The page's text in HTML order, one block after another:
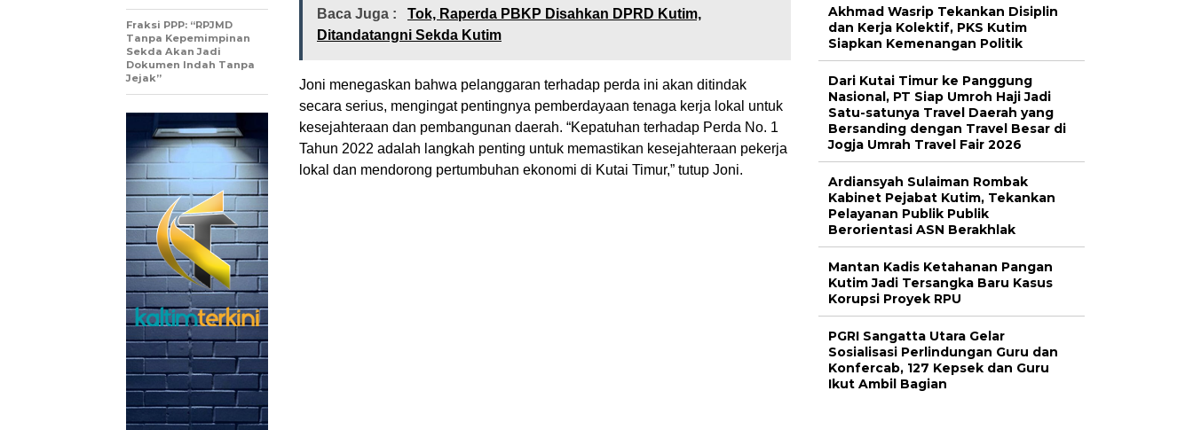
Baca Juga :
Tok, Raperda PBKP Disahkan DPRD Kutim,
Ditandatangni Sekda Kutim
Joni menegaskan bahwa pelanggaran terhadap perda ini akan ditindak
secara serius, mengingat pentingnya pemberdayaan tenaga kerja lokal untuk
kesejahteraan dan pembangunan daerah. “Kepatuhan terhadap Perda No. 1
Tahun 2022 adalah langkah penting untuk memastikan kesejahteraan pekerja
lokal dan mendorong pertumbuhan ekonomi di Kutai Timur,” tutup Joni.
Fraksi PPP: “RPJMD
Tanpa Kepemimpinan
Sekda Akan Jadi
Dokumen Indah Tanpa
Jejak”
Akhmad Wasrip Tekankan Disiplin
dan Kerja Kolektif, PKS Kutim
Siapkan Kemenangan Politik
Dari Kutai Timur ke Panggung
Nasional, PT Siap Umroh Haji Jadi
Satu-satunya Travel Daerah yang
Bersanding dengan Travel Besar di
Jogja Umrah Travel Fair 2026
Ardiansyah Sulaiman Rombak
Kabinet Pejabat Kutim, Tekankan
Pelayanan Publik Publik
Berorientasi ASN Berakhlak
Mantan Kadis Ketahanan Pangan
Kutim Jadi Tersangka Baru Kasus
Korupsi Proyek RPU
PGRI Sangatta Utara Gelar
Sosialisasi Perlindungan Guru dan
Konfercab, 127 Kepsek dan Guru
Ikut Ambil Bagian